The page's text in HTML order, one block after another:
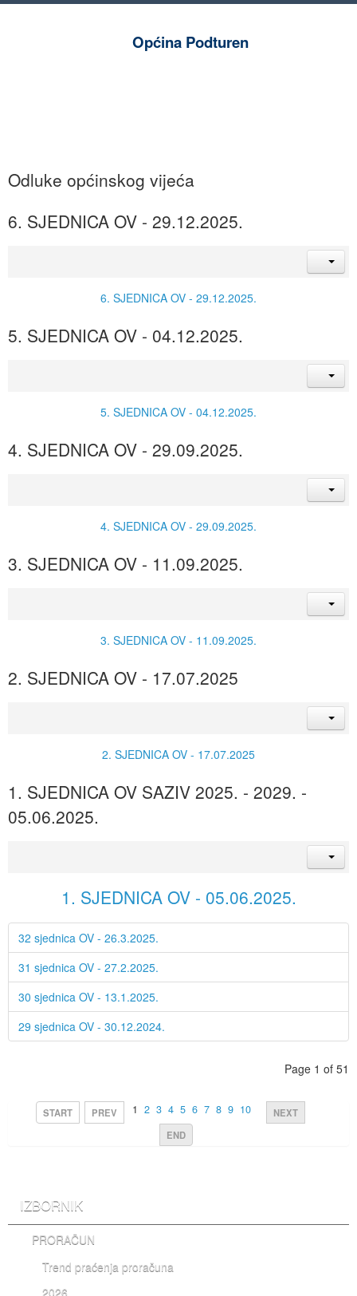
Općina Podturen
Odluke općinskog vijeća
6. SJEDNICA OV - 29.12.2025.
6. SJEDNICA OV - 29.12.2025.
5. SJEDNICA OV - 04.12.2025.
5. SJEDNICA OV - 04.12.2025.
4. SJEDNICA OV - 29.09.2025.
4. SJEDNICA OV - 29.09.2025.
3. SJEDNICA OV - 11.09.2025.
3. SJEDNICA OV - 11.09.2025.
2. SJEDNICA OV - 17.07.2025
2. SJEDNICA OV - 17.07.2025
1. SJEDNICA OV SAZIV 2025. - 2029. -
05.06.2025.
1. SJEDNICA OV - 05.06.2025.
32 sjednica OV - 26.3.2025.
31 sjednica OV - 27.2.2025.
30 sjednica OV - 13.1.2025.
29 sjednica OV - 30.12.2024.
Page 1 of 51
START PREV 1 2 3 4 5 6 7 8 9 10
NEXT
END
IZBORNIK
PRORAČUN
Trend praćenja proračuna
2026